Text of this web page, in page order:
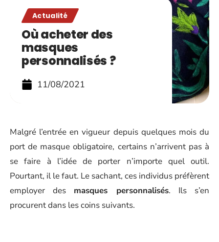
Actualité
Où acheter des
masques
personnalisés ?
11/08/2021
Malgré l’entrée en vigueur depuis quelques mois du
port de masque obligatoire, certains n’arrivent pas à
se faire à l’idée de porter n’importe quel outil.
Pourtant, il le faut. Le sachant, ces individus préfèrent
employer des masques personnalisés. Ils s’en
procurent dans les coins suivants.